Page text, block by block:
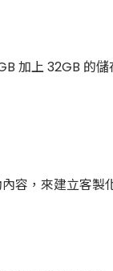
加上 32GB 的
容，來建立客